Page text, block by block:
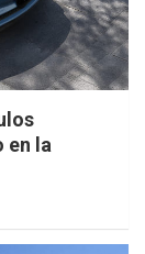
en la